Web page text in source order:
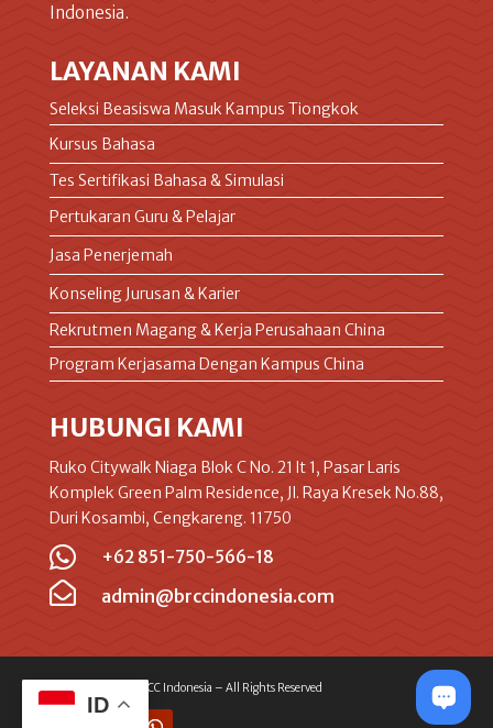
Indonesia.
LAYANAN KAMI
Seleksi Beasiswa Masuk Kampus Tiongkok
Kursus Bahasa
Tes Sertifikasi Bahasa & Simulasi
Pertukaran Guru & Pelajar
Jasa Penerjemah
Konseling Jurusan & Karier
Rekrutmen Magang & Kerja Perusahaan China
Program Kerjasama Dengan Kampus China
HUBUNGI KAMI
Ruko Citywalk Niaga Blok C No. 21 lt 1, Pasar Laris
Komplek Green Palm Residence, Jl. Raya Kresek No.88,
Duri Kosambi, Cengkareng. 11750
 +62 851-750-566-18
 admin@brccindonesia.com
© 2023 – 2025 BRCC Indonesia – All Rights Reserved
ID